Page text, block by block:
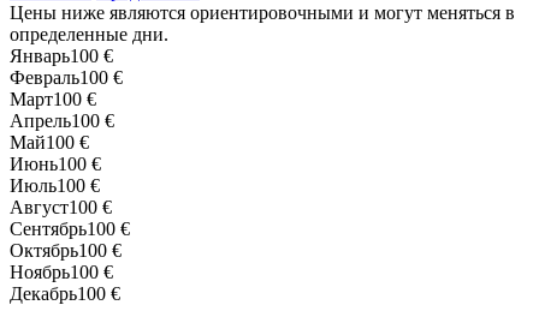
Цены ниже являются ориентировочными и могут меняться в
определенные дни.
Январь100 €
Февраль100 €
Март100 €
Апрель100 €
Май100 €
Июнь100 €
Июль100 €
Август100 €
Сентябрь100 €
Октябрь100 €
Ноябрь100 €
Декабрь100 €